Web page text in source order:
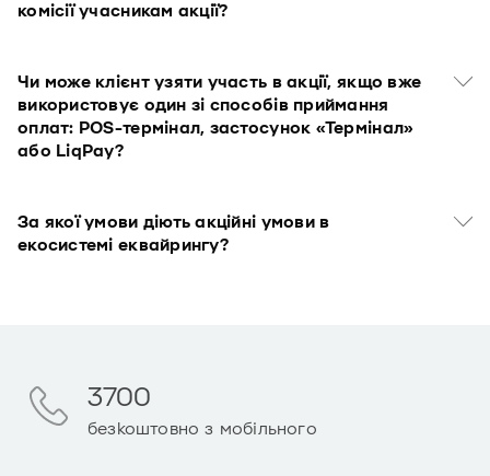
комісії учасникам акції?
Чи може клієнт узяти участь в акції, якщо вже
використовує один зі способів приймання
оплат: POS-термінал, застосунок «Термінал»
або LiqPay?
За якої умови діють акційні умови в
екосистемі еквайрингу?
3700
безкоштовно з мобільного